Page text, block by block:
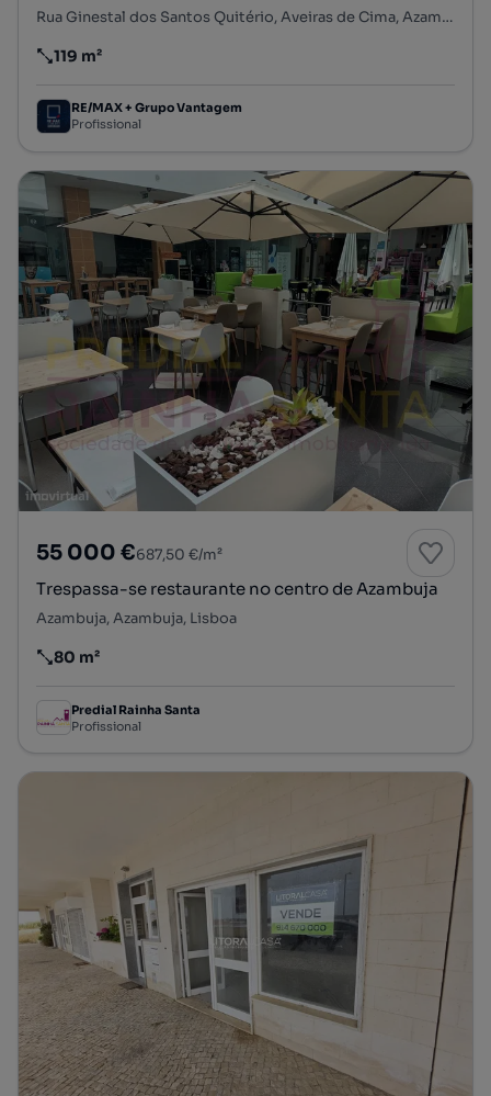
Rua Ginestal dos Santos Quitério, Aveiras de Cima, Azambuja, Lisboa
Preço por metro quadrado
119 m²
RE/MAX + Grupo Vantagem
Profissional
55 000 €687,50 €/m²
Trespassa-se restaurante no centro de Azambuja
Azambuja, Azambuja, Lisboa
Preço por metro quadrado
80 m²
Predial Rainha Santa
Profissional